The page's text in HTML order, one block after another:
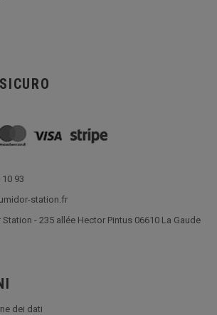
93
station.fr
- 235 allée Hector Pintus 06610 La Gaude
dei dati